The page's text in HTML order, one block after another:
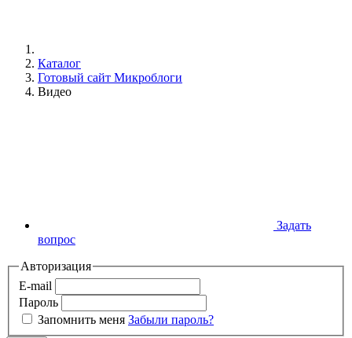
Каталог
Готовый сайт Микроблоги
Видео
Задать
вопрос
Авторизация
E-mail
Пароль
Запомнить меня Забыли пароль?